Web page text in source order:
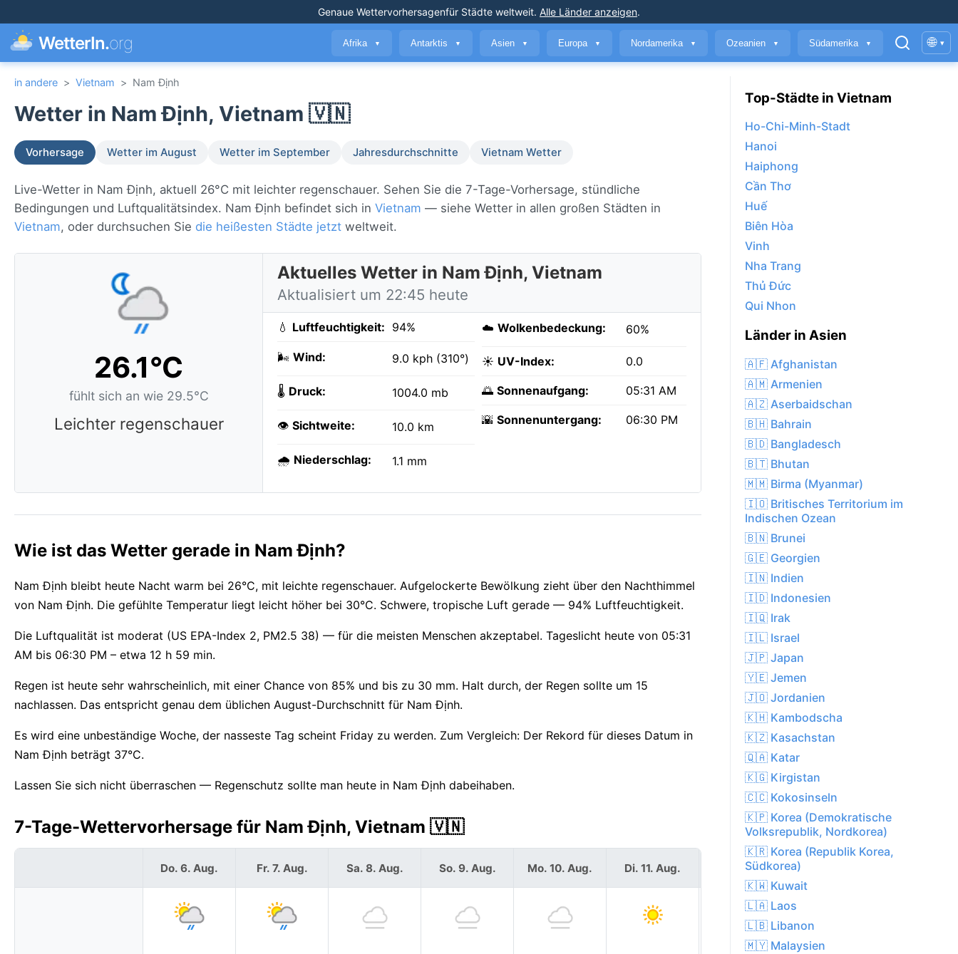
Genaue Wettervorhersagenfür Städte weltweit. Alle Länder anzeigen.
WetterIn.org Afrika ▼ Antarktis ▼ Asien ▼ Europa ▼ Nordamerika ▼ Ozeanien ▼ Südamerika ▼ 🌐 ▾
in andere > Vietnam > Nam Định
Wetter in Nam Định, Vietnam 🇻🇳
Vorhersage Wetter im August Wetter im September Jahresdurchschnitte Vietnam Wetter
Live-Wetter in Nam Định, aktuell 26°C mit leichter regenschauer. Sehen Sie die 7-Tage-Vorhersage, stündliche
Bedingungen und Luftqualitätsindex. Nam Định befindet sich in Vietnam — siehe Wetter in allen großen Städten in
Vietnam, oder durchsuchen Sie die heißesten Städte jetzt weltweit.
26.1°C
fühlt sich an wie 29.5°C
Leichter regenschauer
Aktuelles Wetter in Nam Định, Vietnam
Aktualisiert um 22:45 heute
💧 Luftfeuchtigkeit: 94%
🌬️ Wind: 9.0 kph (310°)
🌡️ Druck: 1004.0 mb
👁️ Sichtweite: 10.0 km
🌧️ Niederschlag: 1.1 mm
☁️ Wolkenbedeckung: 60%
☀️ UV-Index: 0.0
🌅 Sonnenaufgang: 05:31 AM
🌇 Sonnenuntergang: 06:30 PM
Wie ist das Wetter gerade in Nam Định?
Nam Định bleibt heute Nacht warm bei 26°C, mit leichte regenschauer. Aufgelockerte Bewölkung zieht über den Nachthimmel
von Nam Định. Die gefühlte Temperatur liegt leicht höher bei 30°C. Schwere, tropische Luft gerade — 94% Luftfeuchtigkeit.
Die Luftqualität ist moderat (US EPA-Index 2, PM2.5 38) — für die meisten Menschen akzeptabel. Tageslicht heute von 05:31
AM bis 06:30 PM – etwa 12 h 59 min.
Regen ist heute sehr wahrscheinlich, mit einer Chance von 85% und bis zu 30 mm. Halt durch, der Regen sollte um 15
nachlassen. Das entspricht genau dem üblichen August-Durchschnitt für Nam Định.
Es wird eine unbeständige Woche, der nasseste Tag scheint Friday zu werden. Zum Vergleich: Der Rekord für dieses Datum in
Nam Định beträgt 37°C.
Lassen Sie sich nicht überraschen — Regenschutz sollte man heute in Nam Định dabeihaben.
7-Tage-Wettervorhersage für Nam Định, Vietnam 🇻🇳
Do. 6. Aug. Fr. 7. Aug. Sa. 8. Aug. So. 9. Aug. Mo. 10. Aug. Di. 11. Aug. Mi. 12. Aug.
Top-Städte in Vietnam
Ho-Chi-Minh-Stadt
Hanoi
Haiphong
Cần Thơ
Huế
Biên Hòa
Vinh
Nha Trang
Thủ Đức
Qui Nhon
Länder in Asien
🇦🇫 Afghanistan
🇦🇲 Armenien
🇦🇿 Aserbaidschan
🇧🇭 Bahrain
🇧🇩 Bangladesch
🇧🇹 Bhutan
🇲🇲 Birma (Myanmar)
🇮🇴 Britisches Territorium im
Indischen Ozean
🇧🇳 Brunei
🇬🇪 Georgien
🇮🇳 Indien
🇮🇩 Indonesien
🇮🇶 Irak
🇮🇱 Israel
🇯🇵 Japan
🇾🇪 Jemen
🇯🇴 Jordanien
🇰🇭 Kambodscha
🇰🇿 Kasachstan
🇶🇦 Katar
🇰🇬 Kirgistan
🇨🇨 Kokosinseln
🇰🇵 Korea (Demokratische
Volksrepublik, Nordkorea)
🇰🇷 Korea (Republik Korea,
Südkorea)
🇰🇼 Kuwait
🇱🇦 Laos
🇱🇧 Libanon
🇲🇾 Malaysien